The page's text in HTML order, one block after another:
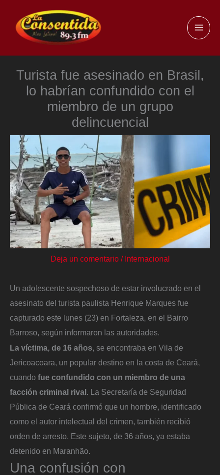
contenido
Turista fue asesinado en Brasil,
lo habrían confundido con el
miembro de un grupo
delincuencial
Deja un comentario / Internacional
Un adolescente sospechoso de estar involucrado en el
asesinato del turista paulista Henrique Marques fue
capturado este lunes (23) en Fortaleza, en el Bairro
Barroso, según informaron las autoridades.
La víctima, de 16 años, se encontraba en Vila de
Jericoacoara, un popular destino en la costa de Ceará,
cuando fue confundido con un miembro de una
facción criminal rival . La Secretaría de Seguridad
Pública de Ceará confirmó que un hombre, identificado
como el autor intelectual del crimen, también recibió
orden de arresto. Este sujeto, de 36 años, ya estaba
detenido en Maranhão.
Una confusión con